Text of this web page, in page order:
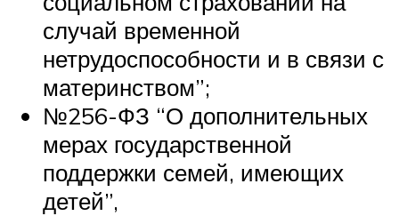
случай временной
нетрудоспособности и в связи с
материнством”;
№256-ФЗ “О дополнительных
мерах государственной
поддержки семей, имеющих
детей”,